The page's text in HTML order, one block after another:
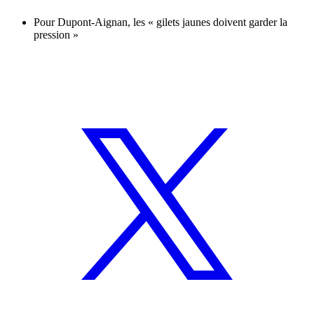
Pour Dupont-Aignan, les « gilets jaunes doivent garder la
pression »